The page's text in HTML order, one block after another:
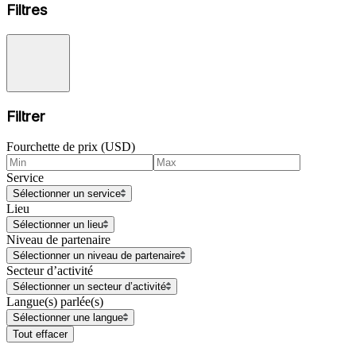
Filtres
Filtrer
Fourchette de prix (USD)
Service
Sélectionner un service
Lieu
Sélectionner un lieu
Niveau de partenaire
Sélectionner un niveau de partenaire
Secteur d’activité
Sélectionner un secteur d’activité
Langue(s) parlée(s)
Sélectionner une langue
Tout effacer